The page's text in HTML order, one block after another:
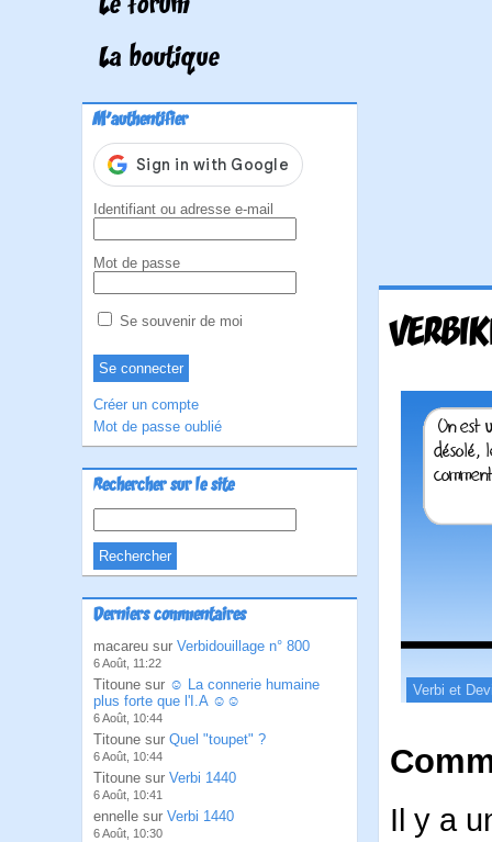
Le forum
La boutique
M'authentifier
Identifiant ou adresse e-mail
Mot de passe
Se souvenir de moi
Créer un compte
Mot de passe oublié
Rechercher sur le site
Derniers commentaires
macareu sur Verbidouillage n° 800
6 Août, 11:22
Titoune sur ☺ La connerie humaine
plus forte que l'I.A ☺☺
6 Août, 10:44
Titoune sur Quel "toupet" ?
6 Août, 10:44
Titoune sur Verbi 1440
6 Août, 10:41
ennelle sur Verbi 1440
6 Août, 10:30
Verbi et
Il y a